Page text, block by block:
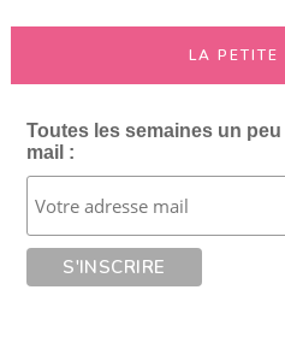
LA PETITE
Toutes les semaines un
mail :